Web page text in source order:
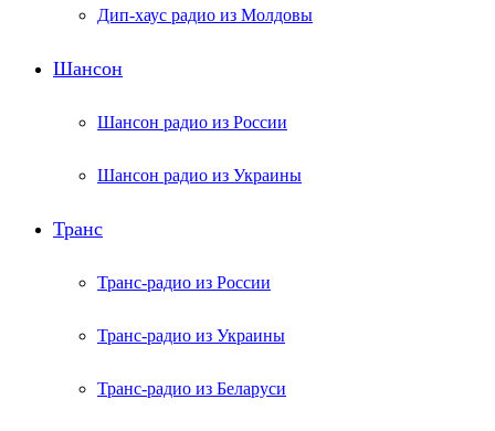
Дип-хаус радио из Молдовы
Шансон
Шансон радио из России
Шансон радио из Украины
Транс
Транс-радио из России
Транс-радио из Украины
Транс-радио из Беларуси